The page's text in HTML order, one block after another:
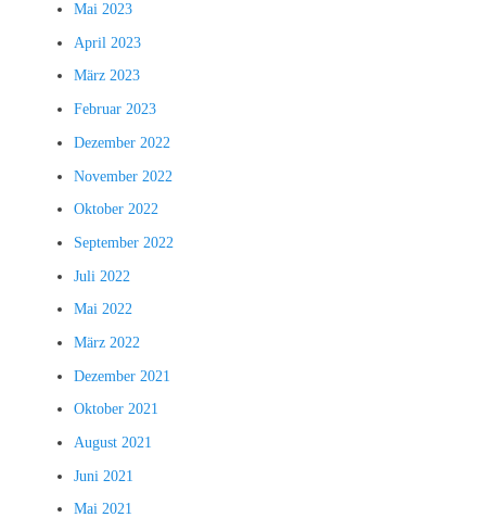
Mai 2023
April 2023
März 2023
Februar 2023
Dezember 2022
November 2022
Oktober 2022
September 2022
Juli 2022
Mai 2022
März 2022
Dezember 2021
Oktober 2021
August 2021
Juni 2021
Mai 2021